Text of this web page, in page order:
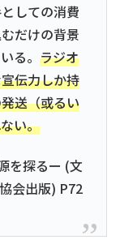
しての消費
だけの背景
る。 ラジオ
伝力しか持
送（或るい
い。
を探るー (文
会出版) P72